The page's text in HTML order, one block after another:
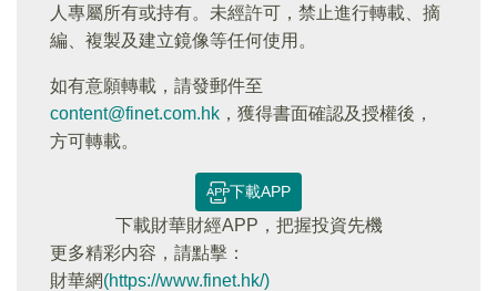
人專屬所有或持有。未經許可，禁止進行轉載、摘
編、複製及建立鏡像等任何使用。
如有意願轉載，請發郵件至
content@finet.com.hk ，獲得書面確認及授權後，
方可轉載。
下載APP
下載財華財經APP，把握投資先機
更多精彩内容，請點擊：
財華網(https://www.finet.hk/)